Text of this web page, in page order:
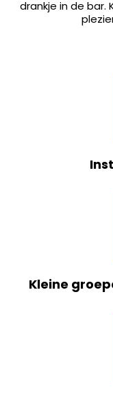
drankje in de bar.
Kleine